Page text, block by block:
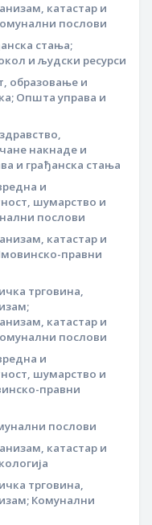
катастар и
послови
стања;
и људски ресурси
образовање и
Општа управа и
накнаде и
и грађанска стања
и
шумарство и
послови
катастар и
правни
трговина,
катастар и
послови
и
шумарство и
правни
послови
катастар и
трговина,
Комунални